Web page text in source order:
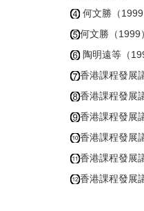
何文勝（
何文勝（1999
陶明遠等（
香港課程發展
香港課程發展
香港課程發展
香港課程發展
香港課程發展
香港課程發展